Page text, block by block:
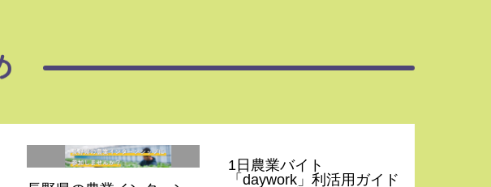
1日農業バイト
「daywork」利活用ガイド